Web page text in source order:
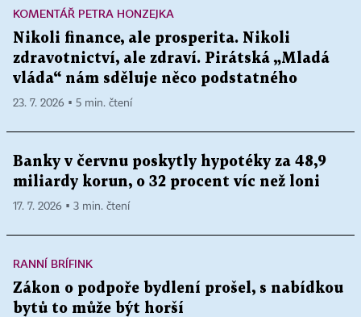
KOMENTÁŘ PETRA HONZEJKA
Nikoli finance, ale prosperita. Nikoli
zdravotnictví, ale zdraví. Pirátská „Mladá
vláda“ nám sděluje něco podstatného
23. 7. 2026 ▪ 5 min. čtení
Banky v červnu poskytly hypotéky za 48,9
miliardy korun, o 32 procent víc než loni
17. 7. 2026 ▪ 3 min. čtení
RANNÍ BRÍFINK
Zákon o podpoře bydlení prošel, s nabídkou
bytů to může být horší